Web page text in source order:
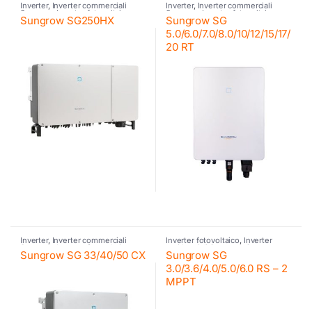
Inverter, Inverter commerciali
Sungrow Inverter fotovoltaico
Sungrow
Sungrow SG250HX
Inverter, Inverter commerciali
Sungrow Inverter fotovoltaico
Inverter residenziali Sungrow
Sungrow
Sungrow SG
5.0/6.0/7.0/8.0/10/12/15/17/
20 RT
Inverter, Inverter commerciali
Sungrow Inverter fotovoltaico
Sungrow
Sungrow SG 33/40/50 CX
Inverter fotovoltaico, Inverter
residenziali Sungrow Sungrow
Sungrow SG
3.0/3.6/4.0/5.0/6.0 RS – 2
MPPT